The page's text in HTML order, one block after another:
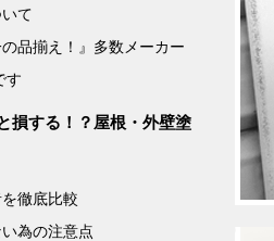
て
の品揃え！』多数メーカー
す
損する！？屋根・外壁塗
徹底比較
為の注意点